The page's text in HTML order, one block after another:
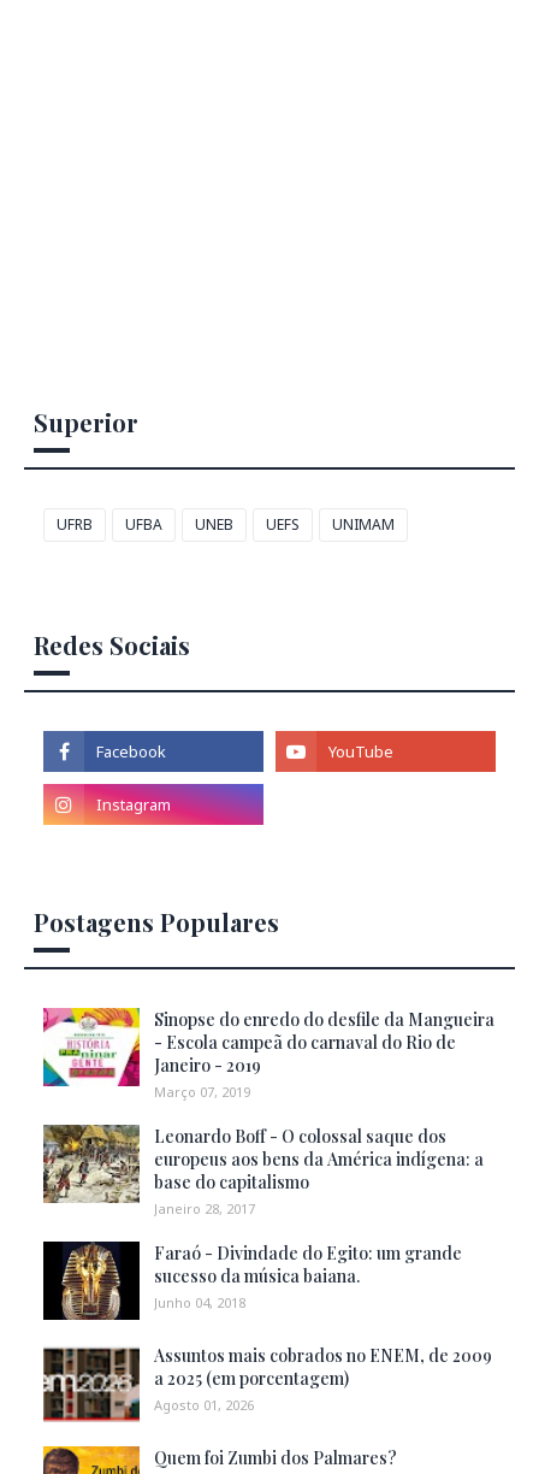
Superior
UFRB UFBA UNEB UEFS UNIMAM
Redes Sociais
Postagens Populares
Sinopse do enredo do desfile da Mangueira
- Escola campeã do carnaval do Rio de
Janeiro - 2019
Março 07, 2019
Leonardo Boff - O colossal saque dos
europeus aos bens da América indígena: a
base do capitalismo
Janeiro 28, 2017
Faraó - Divindade do Egito: um grande
sucesso da música baiana.
Junho 04, 2018
Assuntos mais cobrados no ENEM, de 2009
a 2025 (em porcentagem)
Agosto 01, 2026
Quem foi Zumbi dos Palmares?